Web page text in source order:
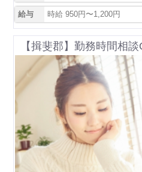
給与 時給 950円〜1,200円
【揖斐郡】勤務時間相